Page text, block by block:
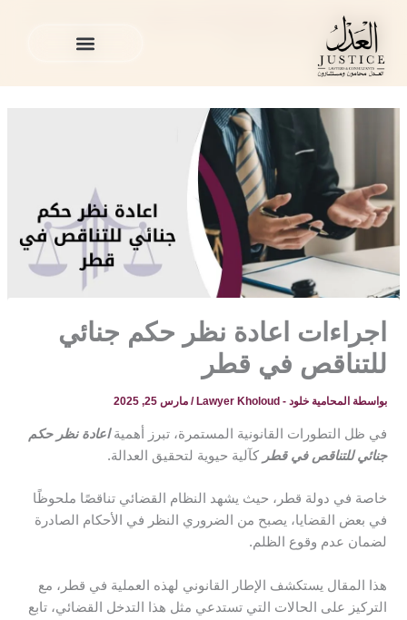
المحتوى
المدونة القانونية
حكم جنائي للتناقص في قطر
اجراءات اعادة نظر حكم جنائي
للتناقص في قطر
بواسطة المحامية خلود - Lawyer Kholoud /مارس 25, 2025
في ظل التطورات القانونية المستمرة، تبرز أهميةاعادة نظر حكم
جنائي للتناقص في قطر كآلية حيوية لتحقيق العدالة.
خاصة في دولة قطر، حيث يشهد النظام القضائي تناقصًا ملحوظًا
في بعض القضايا، يصبح من الضروري النظر في الأحكام الصادرة
لضمان عدم وقوع الظلم.
هذا المقال يستكشف الإطار القانوني لهذه العملية في قطر، مع
التركيز على الحالات التي تستدعي مثل هذا التدخل القضائي، تابع